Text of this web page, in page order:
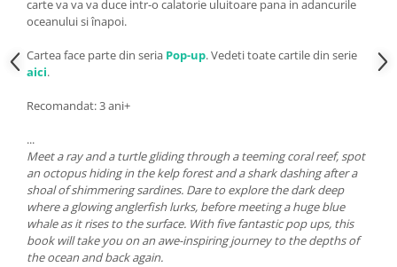
carte va va va duce intr-o calatorie uluitoare pana in adancurile
oceanului si înapoi.
Cartea face parte din seria Pop-up. Vedeti toate cartile din serie
aici.
Recomandat: 3 ani+
...
Meet a ray and a turtle gliding through a teeming coral reef, spot
an octopus hiding in the kelp forest and a shark dashing after a
shoal of shimmering sardines. Dare to explore the dark deep
where a glowing anglerfish lurks, before meeting a huge blue
whale as it rises to the surface. With five fantastic pop ups, this
book will take you on an awe-inspiring journey to the depths of
the ocean and back again.